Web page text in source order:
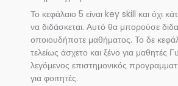
Το κεφάλαιο 5 είναι key skill και όχι
να διδάσκεται. Αυτό θα μπορούσε
οποιουδήποτε μαθήματος. Το δε
τελείως άσχετο και ξένο για μαθητές
λεγόμενος επιστημονικός
για φοιτητές.